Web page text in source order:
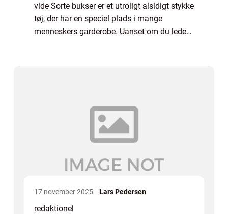
vide Sorte bukser er et utroligt alsidigt stykke
tøj, der har en speciel plads i mange
menneskers garderobe. Uanset om du leder
17 november 2025 Lars Pedersen
redaktionel